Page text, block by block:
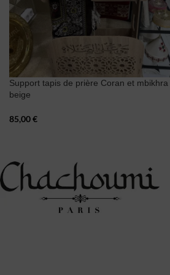
Support tapis de prière Coran et mbikhra
beige
85,00€